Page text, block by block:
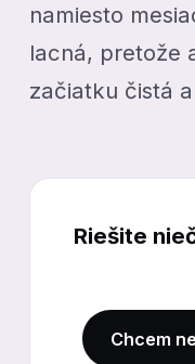
namiesto
lacná, pretože
začiatku čistá
Riešite
Chcem